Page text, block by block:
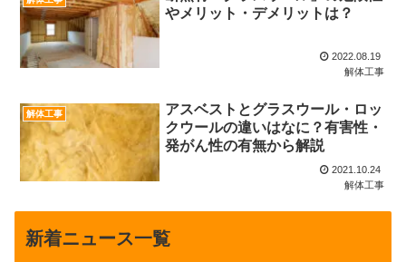
やメリット・デメリットは？
2022.08.19
解体工事
解体工事
アスベストとグラスウール・ロッ
クウールの違いはなに？有害性・
発がん性の有無から解説
2021.10.24
解体工事
新着ニュース一覧